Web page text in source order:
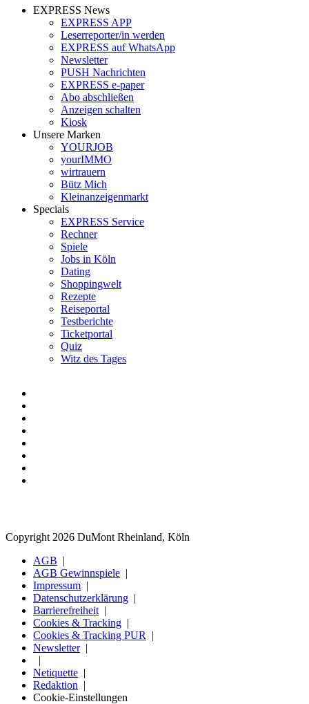
EXPRESS News
EXPRESS APP
Leserreporter/in werden
EXPRESS auf WhatsApp
Newsletter
PUSH Nachrichten
EXPRESS e-paper
Abo abschließen
Anzeigen schalten
Kiosk
Unsere Marken
YOURJOB
yourIMMO
wirtrauern
Bütz Mich
Kleinanzeigenmarkt
Specials
EXPRESS Service
Rechner
Spiele
Jobs in Köln
Dating
Shoppingwelt
Rezepte
Reiseportal
Testberichte
Ticketportal
Quiz
Witz des Tages
Copyright 2026 DuMont Rheinland, Köln
AGB
AGB Gewinnspiele
Impressum
Datenschutzerklärung
Barrierefreiheit
Cookies & Tracking
Cookies & Tracking PUR
Newsletter
Netiquette
Redaktion
Cookie-Einstellungen